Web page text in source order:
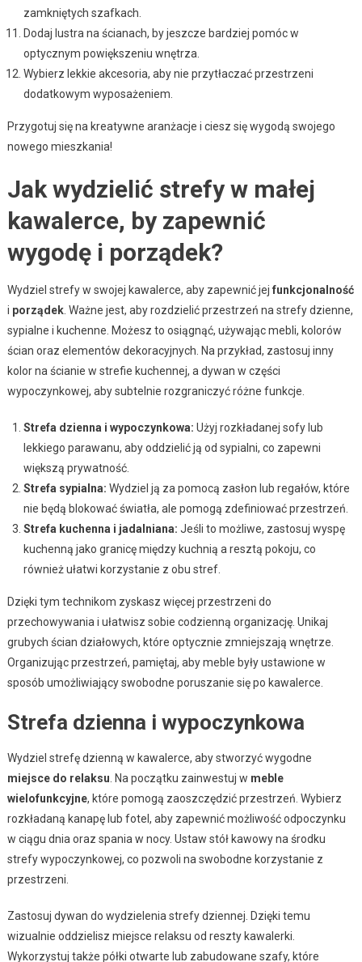
zamkniętych szafkach.
Dodaj lustra na ścianach, by jeszcze bardziej pomóc w
optycznym powiększeniu wnętrza.
Wybierz lekkie akcesoria, aby nie przytłaczać przestrzeni
dodatkowym wyposażeniem.
Przygotuj się na kreatywne aranżacje i ciesz się wygodą swojego
nowego mieszkania!
Jak wydzielić strefy w małej
kawalerce, by zapewnić
wygodę i porządek?
Wydziel strefy w swojej kawalerce, aby zapewnić jej funkcjonalność
i porządek. Ważne jest, aby rozdzielić przestrzeń na strefy dzienne,
sypialne i kuchenne. Możesz to osiągnąć, używając mebli, kolorów
ścian oraz elementów dekoracyjnych. Na przykład, zastosuj inny
kolor na ścianie w strefie kuchennej, a dywan w części
wypoczynkowej, aby subtelnie rozgraniczyć różne funkcje.
Strefa dzienna i wypoczynkowa: Użyj rozkładanej sofy lub
lekkiego parawanu, aby oddzielić ją od sypialni, co zapewni
większą prywatność.
Strefa sypialna: Wydziel ją za pomocą zasłon lub regałów, które
nie będą blokować światła, ale pomogą zdefiniować przestrzeń.
Strefa kuchenna i jadalniana: Jeśli to możliwe, zastosuj wyspę
kuchenną jako granicę między kuchnią a resztą pokoju, co
również ułatwi korzystanie z obu stref.
Dzięki tym technikom zyskasz więcej przestrzeni do
przechowywania i ułatwisz sobie codzienną organizację. Unikaj
grubych ścian działowych, które optycznie zmniejszają wnętrze.
Organizując przestrzeń, pamiętaj, aby meble były ustawione w
sposób umożliwiający swobodne poruszanie się po kawalerce.
Strefa dzienna i wypoczynkowa
Wydziel strefę dzienną w kawalerce, aby stworzyć wygodne
miejsce do relaksu . Na początku zainwestuj w meble
wielofunkcyjne, które pomogą zaoszczędzić przestrzeń. Wybierz
rozkładaną kanapę lub fotel, aby zapewnić możliwość odpoczynku
w ciągu dnia oraz spania w nocy. Ustaw stół kawowy na środku
strefy wypoczynkowej, co pozwoli na swobodne korzystanie z
przestrzeni.
Zastosuj dywan do wydzielenia strefy dziennej. Dzięki temu
wizualnie oddzielisz miejsce relaksu od reszty kawalerki.
Wykorzystuj także półki otwarte lub zabudowane szafy, które